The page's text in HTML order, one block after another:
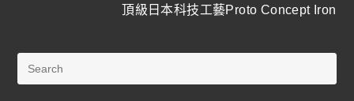
頂級日本科技工藝Proto Concept Iron